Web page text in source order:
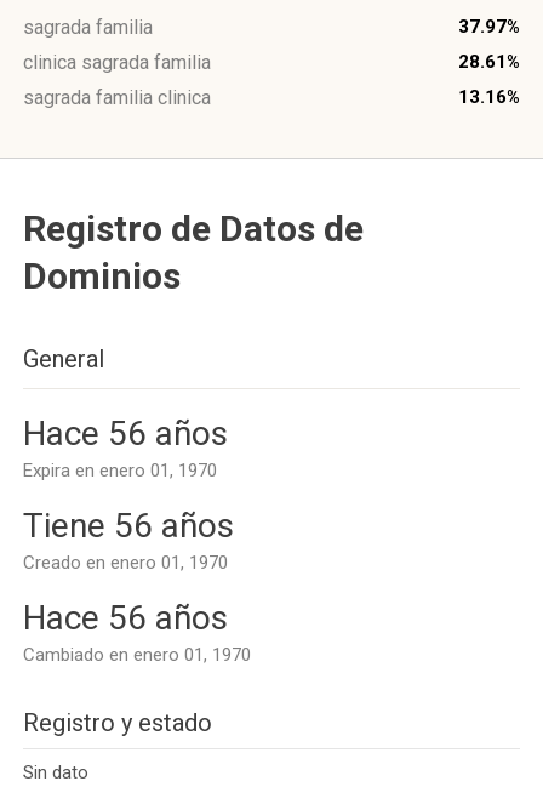
sagrada familia 37.97%
clinica sagrada familia 28.61%
sagrada familia clinica 13.16%
Registro de Datos de
Dominios
General
Hace 56 años
Expira en enero 01, 1970
Tiene 56 años
Creado en enero 01, 1970
Hace 56 años
Cambiado en enero 01, 1970
Registro y estado
Sin dato